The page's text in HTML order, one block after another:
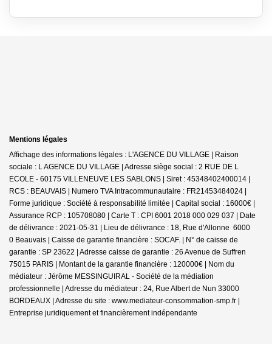
Mentions légales
Affichage des informations légales : L'AGENCE DU VILLAGE | Raison
sociale : L AGENCE DU VILLAGE | Adresse siège social : 2 RUE DE L
ECOLE - 60175 VILLENEUVE LES SABLONS | Siret : 45348402400014 |
RCS : BEAUVAIS | Numero TVA Intracommunautaire : FR21453484024 |
Forme juridique : Société à responsabilité limitée | Capital social : 16000€ |
Assurance RCP : 105708080 | Carte T : CPI 6001 2018 000 029 037 | Date
de délivrance : 2021-05-31 | Lieu de délivrance : 18, Rue d'Allonne 6000
0 Beauvais | Caisse de garantie financière : SOCAF. | N° de caisse de
garantie : SP 23622 | Adresse caisse de garantie : 26 Avenue de Suffren
75015 PARIS | Montant de la garantie financière : 120000€ | Nom du
médiateur : Jérôme MESSINGUIRAL - Société de la médiation
professionnelle | Adresse du médiateur : 24, Rue Albert de Nun 33000
BORDEAUX | Adresse du site : www.mediateur-consommation-smp.fr |
Entreprise juridiquement et financièrement indépendante